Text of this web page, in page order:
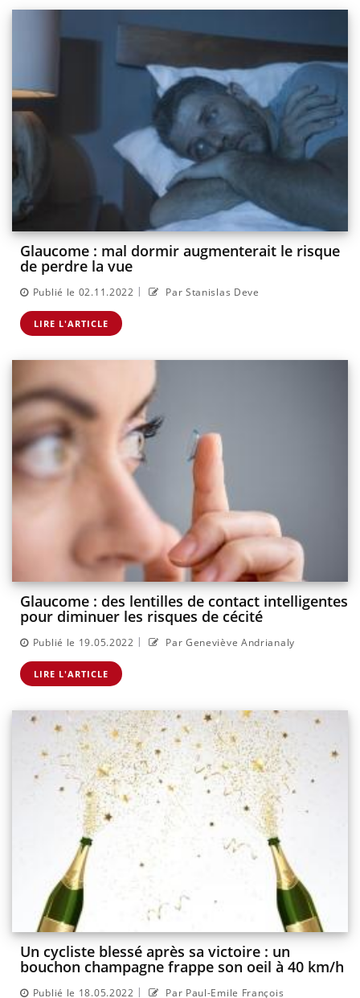
Glaucome : mal dormir augmenterait le risque
de perdre la vue
Publié le 02.11.2022 | Par Stanislas Deve
LIRE L'ARTICLE
Glaucome : des lentilles de contact intelligentes
pour diminuer les risques de cécité
Publié le 19.05.2022 | Par Geneviève Andrianaly
LIRE L'ARTICLE
Un cycliste blessé après sa victoire : un
bouchon champagne frappe son oeil à 40 km/h
Publié le 18.05.2022 | Par Paul-Emile François